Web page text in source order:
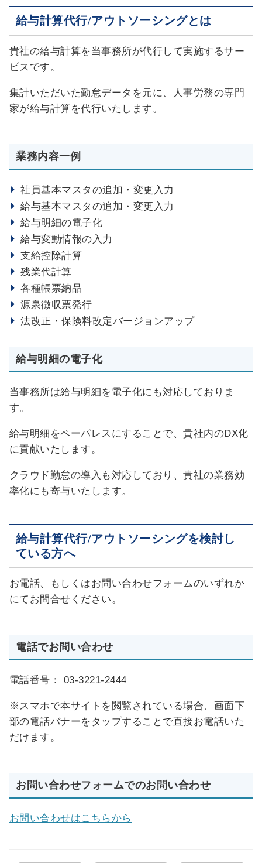
給与計算代行/アウトソーシングとは
貴社の給与計算を当事務所が代行して実施するサー
ビスです。
集計いただいた勤怠データを元に、人事労務の専門
家が給与計算を代行いたします。
業務内容一例
社員基本マスタの追加・変更入力
給与基本マスタの追加・変更入力
給与明細の電子化
給与変動情報の入力
支給控除計算
残業代計算
各種帳票納品
源泉徴収票発行
法改正・保険料改定バージョンアップ
給与明細の電子化
当事務所は給与明細を電子化にも対応しておりま
す。
給与明細をペーパレスにすることで、貴社内のDX化
に貢献いたします。
クラウド勤怠の導入も対応しており、貴社の業務効
率化にも寄与いたします。
給与計算代行/アウトソーシングを検討し
ている方へ
お電話、もしくはお問い合わせフォームのいずれか
にてお問合せください。
電話でお問い合わせ
電話番号： 03-3221-2444
※スマホで本サイトを閲覧されている場合、画面下
部の電話バナーをタップすることで直接お電話いた
だけます。
お問い合わせフォームでのお問い合わせ
お問い合わせはこちらから